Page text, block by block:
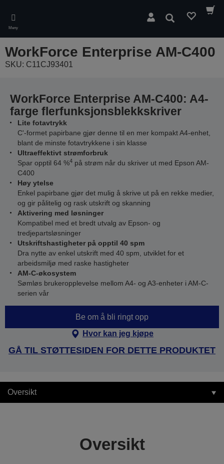
main
content
Meny
Søk
WorkForce Enterprise​ AM-C400
SKU: C11CJ93401
WorkForce Enterprise AM-C400: A4-
farge flerfunksjonsblekkskriver
Lite fotavtrykk
C'-formet papirbane gjør denne til en mer kompakt A4-enhet,
blant de minste fotavtrykkene i sin klasse
Ultraeffektivt strømforbruk
Spar opptil 64 %4 på strøm når du skriver ut med Epson AM-
C400
Høy ytelse
Enkel papirbane gjør det mulig å skrive ut på en rekke medier,
og gir pålitelig og rask utskrift og skanning
Aktivering med løsninger
Kompatibel med et bredt utvalg av Epson- og
tredjepartsløsninger
Utskriftshastigheter på opptil 40 spm
Dra nytte av enkel utskrift med 40 spm, utviklet for et
arbeidsmiljø med raske hastigheter
AM-C-økosystem
Sømløs brukeropplevelse mellom A4- og A3-enheter i AM-C-
serien vår
Be om å bli ringt opp
Hvor kan jeg kjøpe
GÅ TIL STØTTESIDEN FOR DETTE PRODUKTET
Oversikt
Oversikt